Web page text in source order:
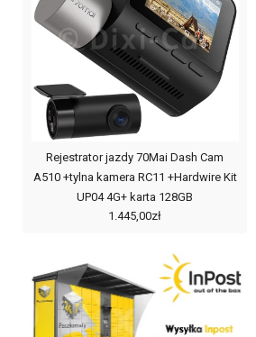
Rejestrator jazdy 70Mai Dash Cam
A510 +tylna kamera RC11 +Hardwire Kit
UP04 4G+ karta 128GB
1.445,00zł